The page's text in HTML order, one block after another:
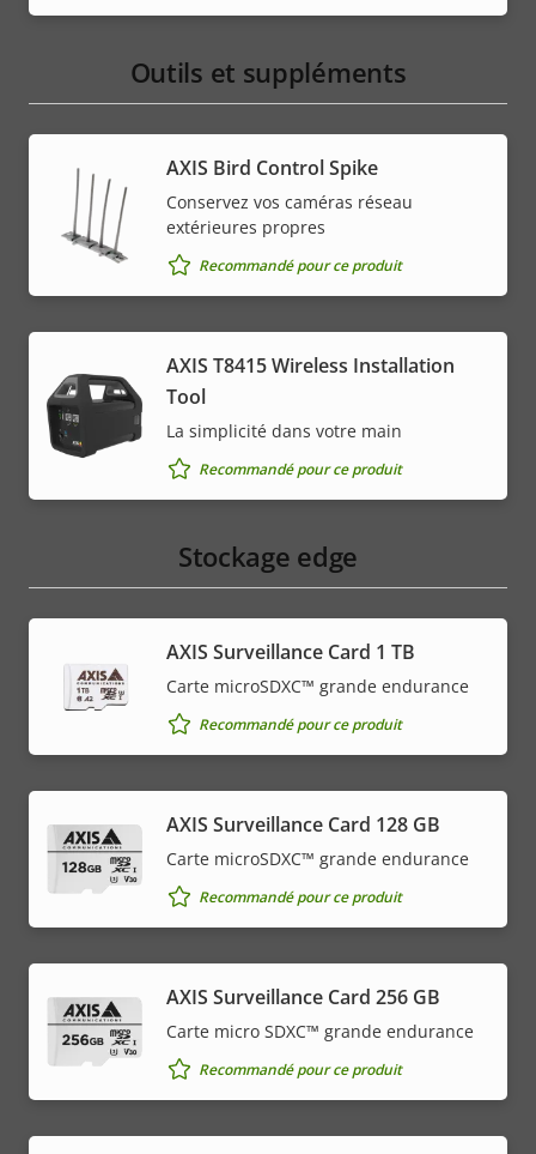
Outils et suppléments
AXIS Bird Control Spike
Conservez vos caméras réseau
extérieures propres
Recommandé pour ce produit
AXIS T8415 Wireless Installation
Tool
La simplicité dans votre main
Recommandé pour ce produit
Stockage edge
AXIS Surveillance Card 1 TB
Carte microSDXC™ grande endurance
Recommandé pour ce produit
AXIS Surveillance Card 128 GB
Carte microSDXC™ grande endurance
Recommandé pour ce produit
AXIS Surveillance Card 256 GB
Carte micro SDXC™ grande endurance
Recommandé pour ce produit